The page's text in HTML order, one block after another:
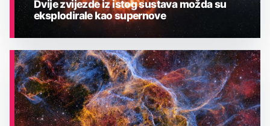
ASTRONOMIJA
Dvije zvijezde iz istog sustava možda su
eksplodirale kao supernove